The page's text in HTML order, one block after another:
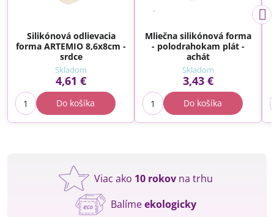
Silikónová odlievacia
forma ARTEMIO 8,6x8cm -
srdce
Skladom
4,61 €
Do košíka
Mliečna silikónová forma
- polodrahokam plát -
achát
Skladom
3,43 €
Do košíka
Viac ako 10 rokov na trhu
Balímeekologicky